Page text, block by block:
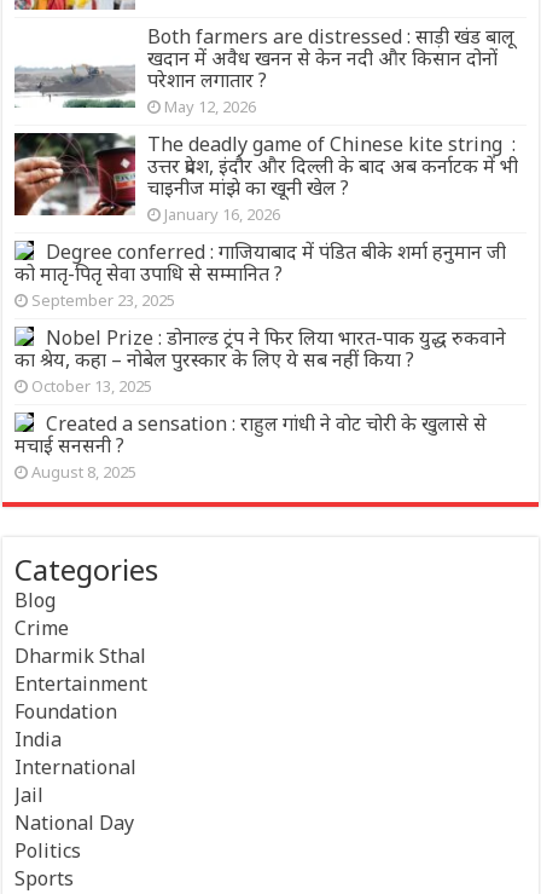
Both farmers are distressed : साड़ी खंड बालू
खदान में अवैध खनन से केन नदी और किसान दोनों
परेशान लगातार ?
May 12, 2026
The deadly game of Chinese kite string :
उत्तर प्रदेश, इंदौर और दिल्ली के बाद अब कर्नाटक में भी
चाइनीज मांझे का खूनी खेल ?
January 16, 2026
Degree conferred : गाजियाबाद में पंडित बीके शर्मा हनुमान जी
को मातृ-पितृ सेवा उपाधि से सम्मानित ?
September 23, 2025
Nobel Prize : डोनाल्ड ट्रंप ने फिर लिया भारत-पाक युद्ध रुकवाने
का श्रेय, कहा – नोबेल पुरस्कार के लिए ये सब नहीं किया ?
October 13, 2025
Created a sensation : राहुल गांधी ने वोट चोरी के खुलासे से
मचाई सनसनी ?
August 8, 2025
Categories
Blog
Crime
Dharmik Sthal
Entertainment
Foundation
India
International
Jail
National Day
Politics
Sports